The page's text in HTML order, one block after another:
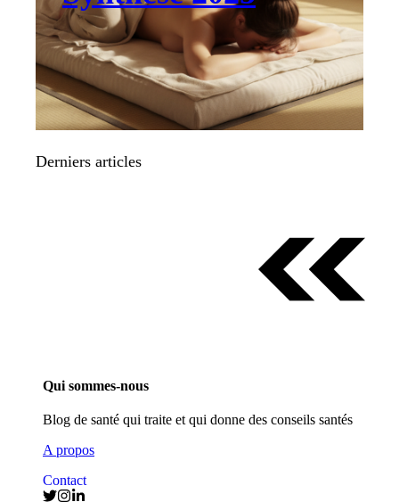
Derniers articles
Qui sommes-nous
Blog de santé qui traite et qui donne des conseils santés
A propos
Contact